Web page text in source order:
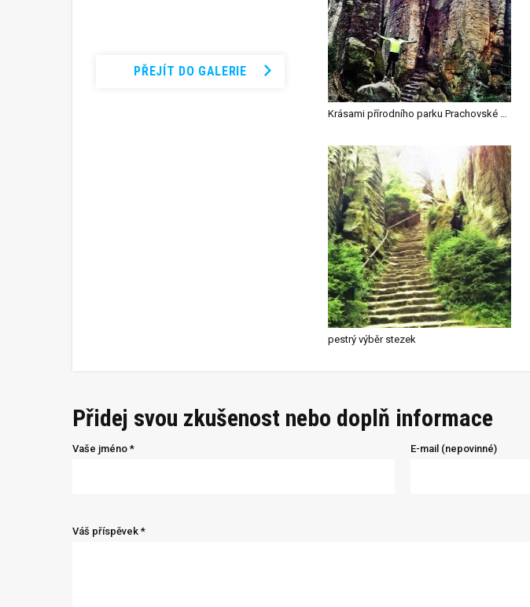
PŘEJÍT DO GALERIE
pestrý výběr stezek
Přidej svou zkušenost nebo doplň informace
Vaše jméno * E-mail (nepovinné)
Váš příspěvek *